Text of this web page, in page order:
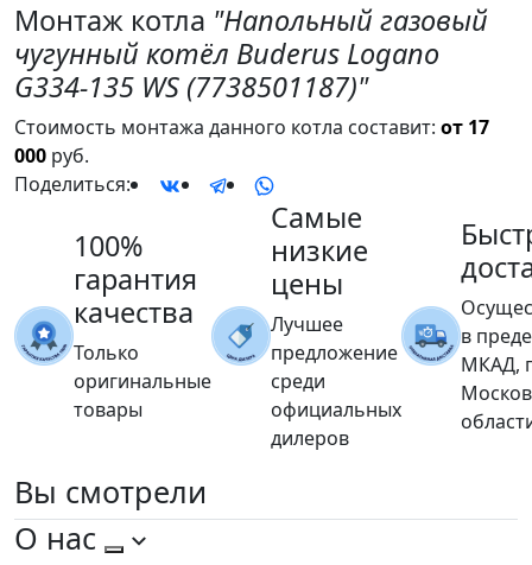
Монтаж котла "Напольный газовый
чугунный котёл Buderus Logano
G334-135 WS (7738501187)"
Стоимость монтажа данного котла составит: от 17
000 руб.
Поделиться:
100%
гарантия
качества
Только
оригинальные
товары
Самые
низкие
цены
Лучшее
предложение
среди
официальных
дилеров
в
МКАД,
Вы смотрели
О нас